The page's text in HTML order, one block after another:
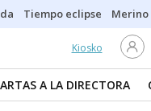
Tiempo eclipse
Kiosko
A LA DIRECTORA